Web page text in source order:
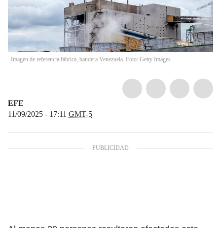
Imagen de referencia fábrica, bandera Venezuela. Foto: Getty Images
EFE
11/09/2025 - 17:11 GMT-5